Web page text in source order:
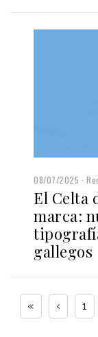
08/07/2025
El Celta
marca:
gallegos
« ‹ 1